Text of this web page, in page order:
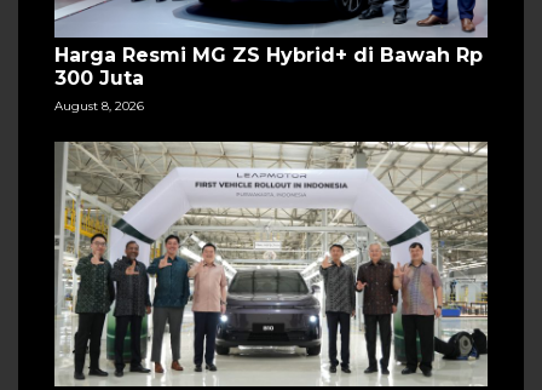
Harga Resmi MG ZS Hybrid+ di Bawah Rp
300 Juta
August 8, 2026